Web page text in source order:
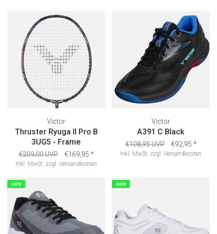
Victor
Thruster Ryuga II Pro B
3UG5 - Frame
€209,00 UVP €169,95 *
Inkl. MwSt. zzgl. Versandkosten
Victor
A391 C Black
€108,95 UVP €92,95 *
Inkl. MwSt. zzgl. Versandkosten
sale sale